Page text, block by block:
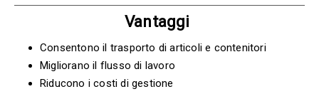
Vantaggi
Consentono il trasporto di articoli e contenitori
Migliorano il flusso di lavoro
Riducono i costi di gestione